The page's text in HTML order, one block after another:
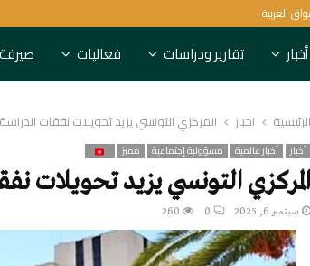
العربية
أخبار تقارير ودراسات فعاليات
الرئيسية أخبار المركزي التونسي يزيد تحويلات نفقات الدراسة
أخبار أخبار عالمية مسؤولية إجتماعية مميز
المركزي التونسي يزيد تحويلات
سبتمبر 6, 2025 0
260